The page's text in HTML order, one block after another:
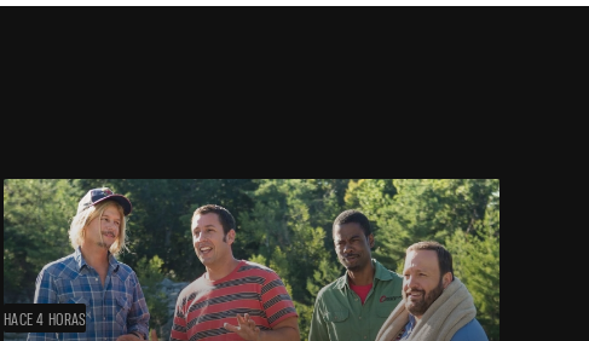
HACE 4 HORAS